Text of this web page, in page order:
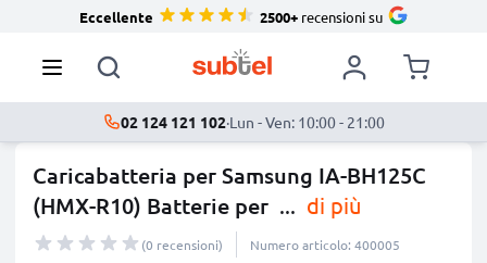
Eccellente 2500+recensioni su
02 124 121 102·Lun - Ven: 10:00 - 21:00
Caricabatteria per Samsung IA-BH125C
(HMX-R10) Batterie per ... di più
(0 recensioni) Numero articolo: 400005